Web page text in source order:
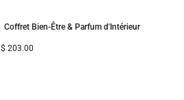
Coffret Bien-Être & Parfum d'Intérieur
$ 203.00